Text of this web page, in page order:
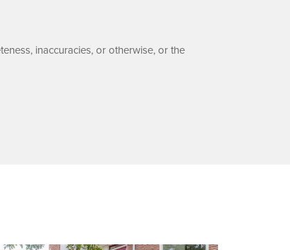
inaccuracies, or otherwise, or the